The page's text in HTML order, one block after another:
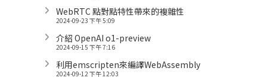
WebRTC 點對點特性帶來的複雜性
2024-09-23 下午 5:09
介紹 OpenAI o1-preview
2024-09-15 下午 7:16
利用emscripten來編譯WebAssembly
2024-09-12 下午 12:03